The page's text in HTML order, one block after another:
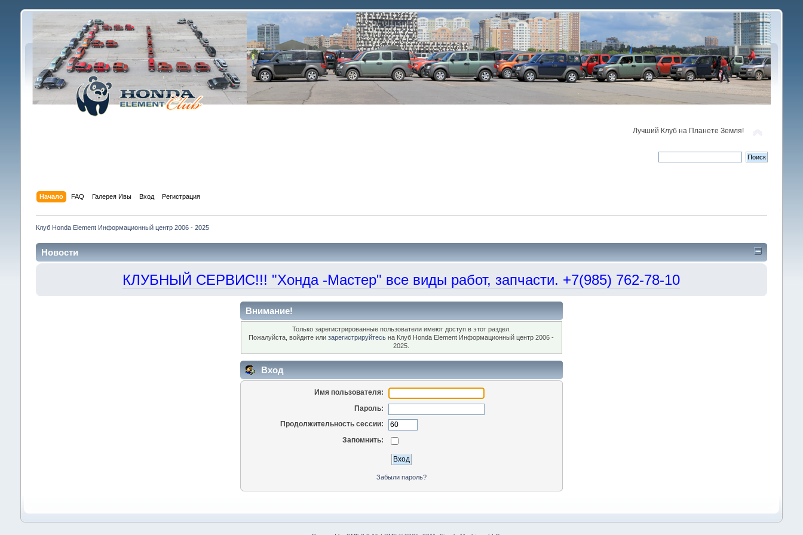
Лучший Клуб на Планете Земля!
Начало FAQ Галерея Ивы Вход Регистрация
Клуб Honda Element Информационный центр 2006 - 2025
Новости
КЛУБНЫЙ СЕРВИС!!! "Хонда -Мастер" все виды работ, запчасти. +7(985) 762-78-10
Внимание!
Только зарегистрированные пользователи имеют доступ в этот раздел.
Пожалуйста, войдите илизарегистрируйтесь на Клуб Honda Element Информационный центр 2006 -
2025.
Вход
Имя пользователя:
Пароль:
Продолжительность сессии:
Запомнить:
Забыли пароль?